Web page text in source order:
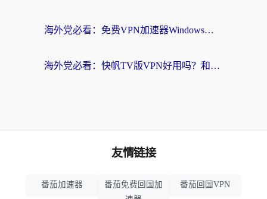
海外党必看：免费VPN加速器Windows版怎么选？附真实测评与无缝访问国内资源指南
海外党必看：快帆TV版VPN好用吗？和hi龟龟VPN对比哪个回国效果更好？附免费加速器选择指南
友情链接
番茄加速器
番茄免费回国加
番茄回国VPN